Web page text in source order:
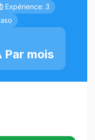
Expérience: 3
Par mois